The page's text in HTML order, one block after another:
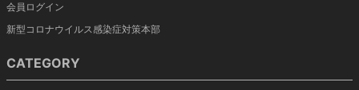
会員ログイン
新型コロナウイルス感染症対策本部
CATEGORY